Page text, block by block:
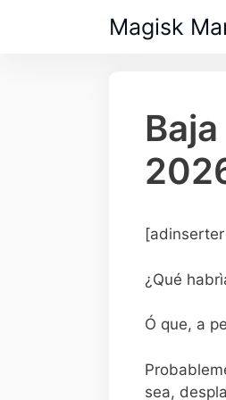
Magisk
[adinserter
¿Qué
Ó que, a
sea,